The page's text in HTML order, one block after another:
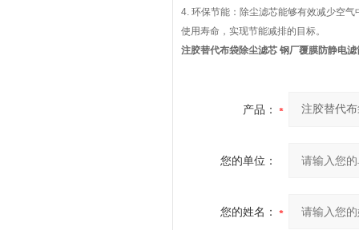
4. 环保节能：除尘滤芯能够有效减少空
使用寿命，实现节能减排的目标。
注胶替代布袋除尘滤芯 钢厂覆膜防静电滤
产品：
您的单位：
您的姓名：